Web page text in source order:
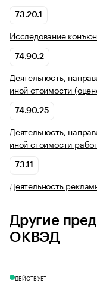
73.20.1
Исследование
74.90.2
Деятельность,
иной стоимости
74.90.25
Деятельность,
иной стоимости
73.11
Деятельность
Другие
ОКВЭД
ДЕЙСТВУЕТ